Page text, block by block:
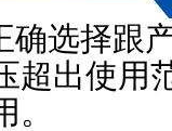
确选择跟
超出使用
。